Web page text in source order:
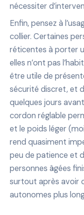
nécessiter
Enfin, pensez à
collier. Certaines
réticentes à porter
elles n’ont pas
être utile de
sécurité discret, et
quelques jours
cordon réglable
et le poids léger
rend quasiment
peu de patience et
personnes âgées
surtout après avoir
autonomes plus